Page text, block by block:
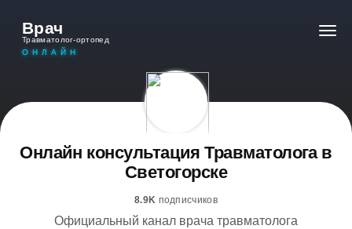
Врач
Травматолог-ортопед
ОНЛАЙН
Онлайн консультация Травматолога в
Светогорске
8.9K подписчиков
Официальный канал врача травматолога